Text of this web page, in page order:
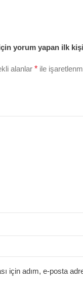
yorum yapan ilk
alanlar * ile
için adım, e-posta